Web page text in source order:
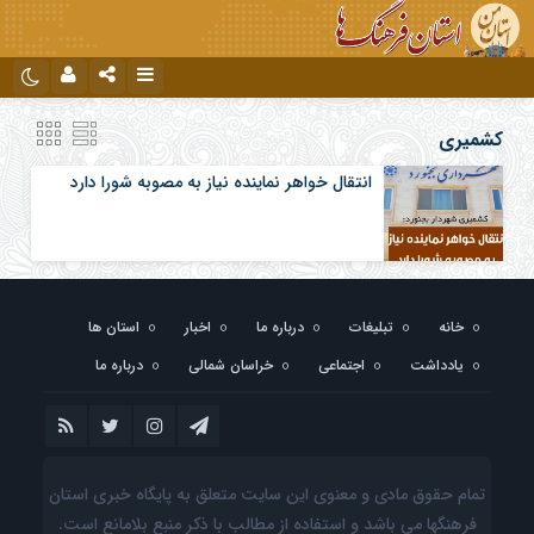
تلگرام نام کاربری یا نشانی ایمیل
رمز عبور
کشمیری
انتقال خواهر نماینده نیاز به مصوبه شورا دارد
خانه تبلیغات درباره ما اخبار
استان ها
یادداشت
اجتماعی خراسان شمالی درباره ما
تمام حقوق مادی و معنوی این سایت متعلق به پایگاه خبری استان
فرهنگها می باشد و استفاده از مطالب با ذکر منبع بلامانع است.